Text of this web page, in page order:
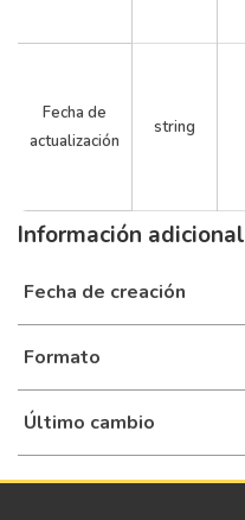
5
Fecha de
actualización
string
Información adicional
Fecha de creación
Formato
Último cambio